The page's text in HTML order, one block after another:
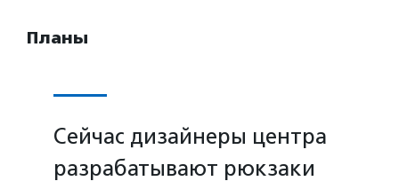
Планы
Сейчас дизайнеры центра
разрабатывают рюкзаки